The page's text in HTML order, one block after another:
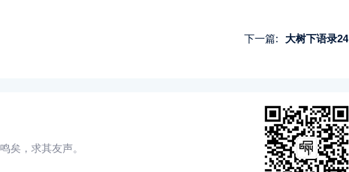
下一篇: 大树下语录24
矣，求其友声。